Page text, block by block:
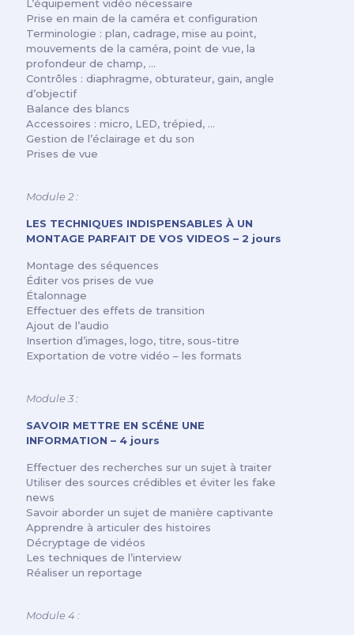
L’équipement vidéo nécessaire
Prise en main de la caméra et configuration
Terminologie : plan, cadrage, mise au point,
mouvements de la caméra, point de vue, la
profondeur de champ, …
Contrôles : diaphragme, obturateur, gain, angle
d’objectif
Balance des blancs
Accessoires : micro, LED, trépied, …
Gestion de l’éclairage et du son
Prises de vue
Module 2 :
LES TECHNIQUES INDISPENSABLES À UN
MONTAGE PARFAIT DE VOS VIDEOS – 2 jours
Montage des séquences
Éditer vos prises de vue
Étalonnage
Effectuer des effets de transition
Ajout de l’audio
Insertion d’images, logo, titre, sous-titre
Exportation de votre vidéo – les formats
Module 3 :
SAVOIR METTRE EN SCÉNE UNE
INFORMATION – 4 jours
Effectuer des recherches sur un sujet à traiter
Utiliser des sources crédibles et éviter les fake
news
Savoir aborder un sujet de manière captivante
Apprendre à articuler des histoires
Décryptage de vidéos
Les techniques de l’interview
Réaliser un reportage
Module 4 :